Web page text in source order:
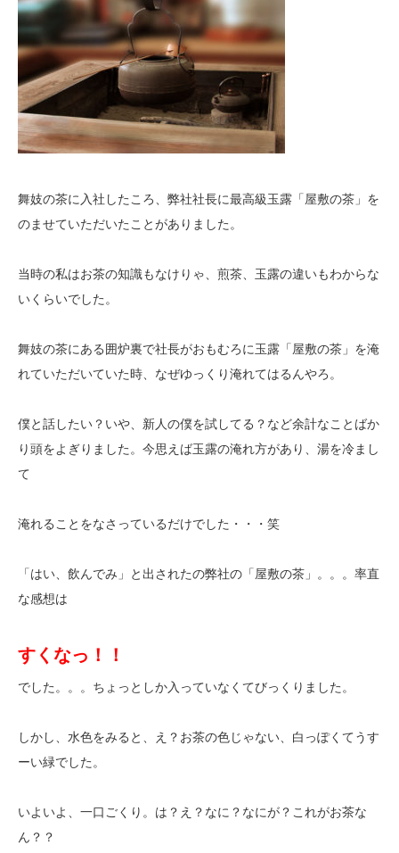
舞妓の茶に入社したころ、弊社社長に最高級玉露「屋敷の茶」を
のませていただいたことがありました。
当時の私はお茶の知識もなけりゃ、煎茶、玉露の違いもわからな
いくらいでした。
舞妓の茶にある囲炉裏で社長がおもむろに玉露「屋敷の茶」を淹
れていただいていた時、なぜゆっくり淹れてはるんやろ。
僕と話したい？いや、新人の僕を試してる？など余計なことばか
り頭をよぎりました。今思えば玉露の淹れ方があり、湯を冷まし
て
淹れることをなさっているだけでした・・・笑
「はい、飲んでみ」と出されたの弊社の「屋敷の茶」。。。率直
な感想は
すくなっ！！
でした。。。ちょっとしか入っていなくてびっくりました。
しかし、水色をみると、え？お茶の色じゃない、白っぽくてうす
ーい緑でした。
いよいよ、一口ごくり。は？え？なに？なにが？これがお茶な
ん？？